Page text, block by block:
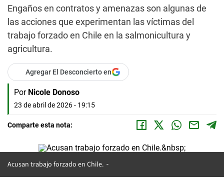
Engaños en contratos y amenazas son algunas de
las acciones que experimentan las víctimas del
trabajo forzado en Chile en la salmonicultura y
agricultura.
Agregar El Desconcierto en
Por Nicole Donoso
23 de abril de 2026 - 19:15
Comparte esta nota:
Acusan trabajo forzado en Chile.